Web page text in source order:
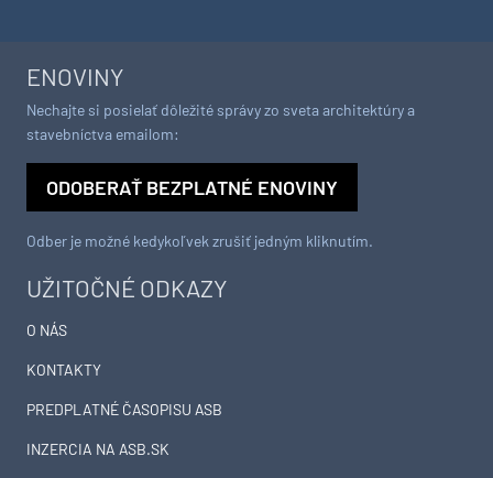
UŽITOČNÉ ODKAZY
O NÁS
KONTAKTY
PREDPLATNÉ ČASOPISU ASB
INZERCIA NA ASB.SK
ENOVINY
Nechajte si posielať dôležité správy zo sveta architektúry a
stavebníctva emailom:
ODOBERAŤ BEZPLATNÉ ENOVINY
Odber je možné kedykoľvek zrušiť jedným kliknutím.